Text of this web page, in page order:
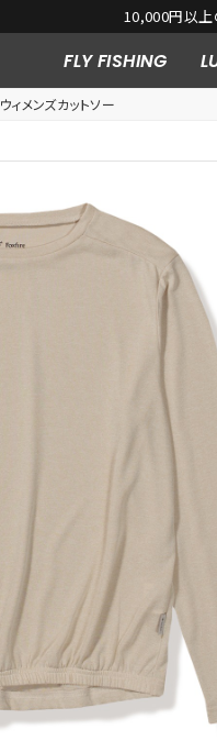
10,000円以上
FLY FISHING
ウィメンズカットソー